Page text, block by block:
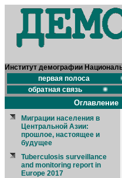
Институт демографии
первая полоса
обратная связь
Оглавление
Миграции населения в
Центральной Азии:
прошлое, настоящее и
будущее
Tuberculosis surveillance
and monitoring report in
Europe 2017